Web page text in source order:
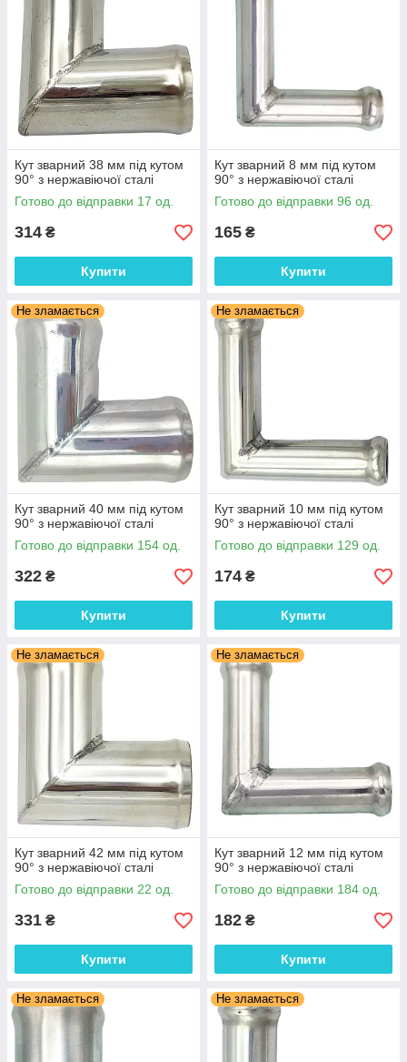
Кут зварний 38 мм під кутом
90° з нержавіючої сталі
Готово до відправки 17 од.
314 ₴
Купити
Кут зварний 8 мм під кутом
90° з нержавіючої сталі
Готово до відправки 96 од.
165 ₴
Купити
Не зламається
Кут зварний 40 мм під кутом
90° з нержавіючої сталі
Готово до відправки 154 од.
322 ₴
Купити
Не зламається
Кут зварний 10 мм під кутом
90° з нержавіючої сталі
Готово до відправки 129 од.
174 ₴
Купити
Не зламається
Кут зварний 42 мм під кутом
90° з нержавіючої сталі
Готово до відправки 22 од.
331 ₴
Купити
Не зламається
Кут зварний 12 мм під кутом
90° з нержавіючої сталі
Готово до відправки 184 од.
182 ₴
Купити
Не зламається Не зламається